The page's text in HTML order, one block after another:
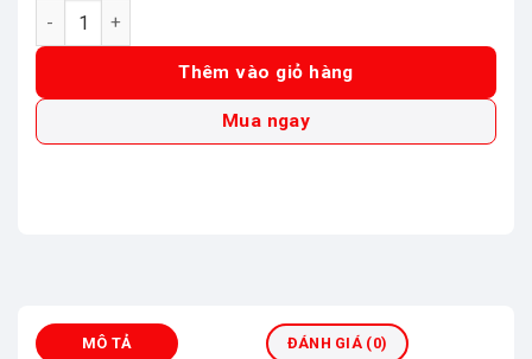
20.904.761 ₫.
là:
19.004.328 ₫.
Máy cưa đa góc trượt dùng pin Makita LS004GZ (260MM/
Thêm vào giỏ hàng
Mua ngay
MÔ TẢ ĐÁNH GIÁ (0)